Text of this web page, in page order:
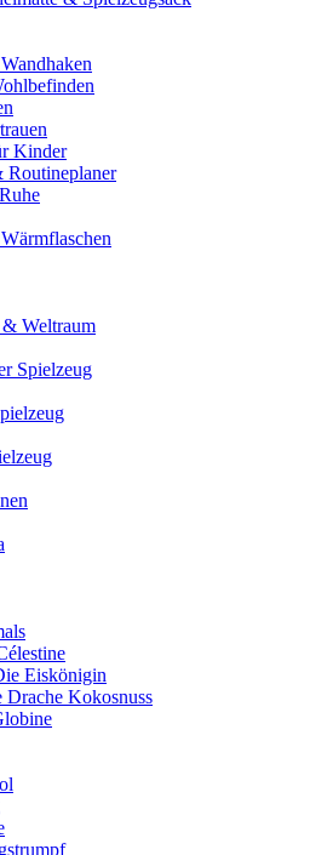
Kinder
Routineplaner
Weltraum
Spielzeug
Eiskönigin
Drache Kokosnuss